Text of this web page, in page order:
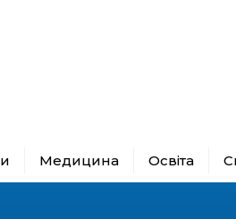
Медицина Освіта